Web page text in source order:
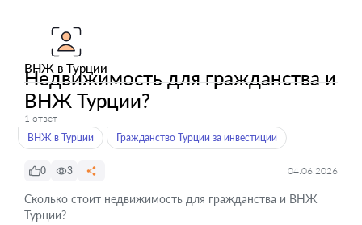
ВНЖ в Турции
Недвижимость для гражданства и
ВНЖ Турции?
1 ответ
ВНЖ в Турции
Гражданство Турции за инвестиции
0 3 04.06.2026
Сколько стоит недвижимость для гражданства и ВНЖ
Турции?